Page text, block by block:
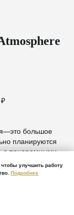
большое
планируются
с панорамными
семьи.
улучшить работу
Подробнее